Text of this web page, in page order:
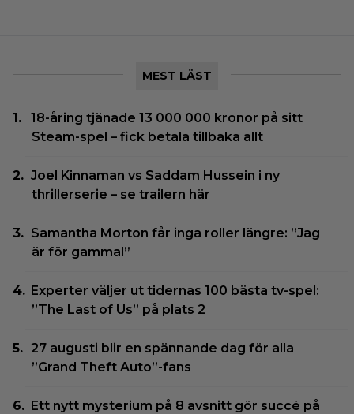
MEST LÄST
18-åring tjänade 13 000 000 kronor på sitt
Steam-spel – fick betala tillbaka allt
Joel Kinnaman vs Saddam Hussein i ny
thrillerserie – se trailern här
Samantha Morton får inga roller längre: ”Jag
är för gammal”
Experter väljer ut tidernas 100 bästa tv-spel:
”The Last of Us” på plats 2
27 augusti blir en spännande dag för alla
”Grand Theft Auto”-fans
Ett nytt mysterium på 8 avsnitt gör succé på